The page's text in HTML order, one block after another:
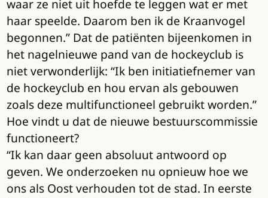
waar ze niet uit hoefde te leggen wat er met
haar speelde. Daarom ben ik de Kraanvogel
begonnen.” Dat de patiënten bijeenkomen in
het nagelnieuwe pand van de hockeyclub is
niet verwonderlijk: “Ik ben initiatiefnemer van
de hockeyclub en hou ervan als gebouwen
zoals deze multifunctioneel gebruikt worden.”
Hoe vindt u dat de nieuwe bestuurscommissie
functioneert?
“Ik kan daar geen absoluut antwoord op
geven. We onderzoeken nu opnieuw hoe we
ons als Oost verhouden tot de stad. In eerste